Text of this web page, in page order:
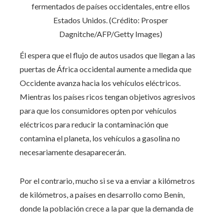
fermentados de países occidentales, entre ellos
Estados Unidos. (Crédito: Prosper
Dagnitche/AFP/Getty Images)
Él espera que el flujo de autos usados ​​que llegan a las
puertas de África occidental aumente a medida que
Occidente avanza hacia los vehículos eléctricos.
Mientras los países ricos tengan objetivos agresivos
para que los consumidores opten por vehículos
eléctricos para reducir la contaminación que
contamina el planeta, los vehículos a gasolina no
necesariamente desaparecerán.
Por el contrario, mucho si se va a enviar a kilómetros
de kilómetros, a países en desarrollo como Benín,
donde la población crece a la par que la demanda de